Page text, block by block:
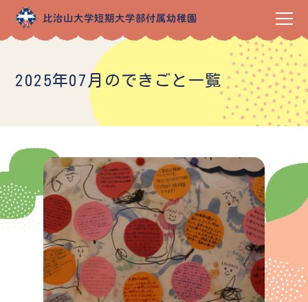
2025年07月のできごと一覧